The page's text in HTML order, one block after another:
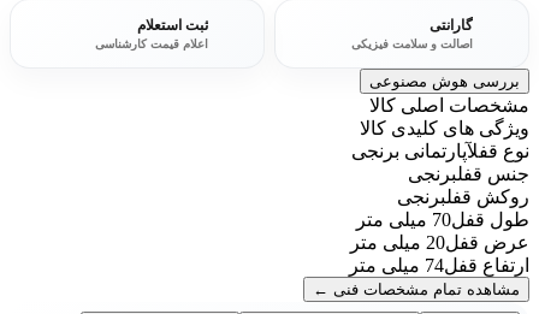
گارانتی
اصالت و سلامت فیزیکی
ثبت استعلام
اعلام قیمت کارشناسی
بررسی هوش مصنوعی
مشخصات اصلی کالا
ویژگی های کلیدی کالا
نوع قفلآپارتمانی برنجی
جنس قفلبرنجی
روکش قفلبرنجی
طول قفل70 میلی متر
عرض قفل20 میلی متر
ارتفاع قفل74 میلی متر
مشاهده تمام مشخصات فنی ←